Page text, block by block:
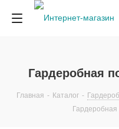
Гардеробная
Главная - Каталог -